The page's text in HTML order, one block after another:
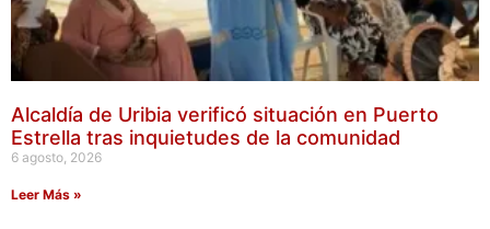
Alcaldía de Uribia verificó situación en Puerto
Estrella tras inquietudes de la comunidad
6 agosto, 2026
Leer Más »